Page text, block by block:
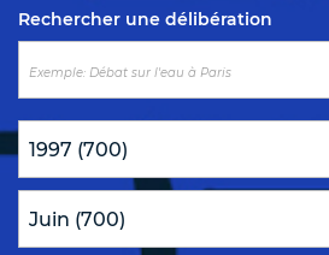
Rechercher une délibération